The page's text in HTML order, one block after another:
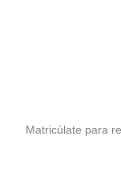
Matricúlate para